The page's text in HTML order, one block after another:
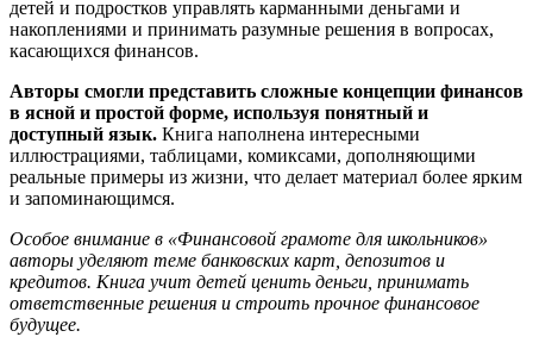
детей и подростков управлять карманными деньгами и
накоплениями и принимать разумные решения в вопросах,
касающихся финансов.
Авторы смогли представить сложные концепции финансов
в ясной и простой форме, используя понятный и
доступный язык. Книга наполнена интересными
иллюстрациями, таблицами, комиксами, дополняющими
реальные примеры из жизни, что делает материал более ярким
и запоминающимся.
Особое внимание в «Финансовой грамоте для школьников»
авторы уделяют теме банковских карт, депозитов и
кредитов. Книга учит детей ценить деньги, принимать
ответственные решения и строить прочное финансовое
будущее.